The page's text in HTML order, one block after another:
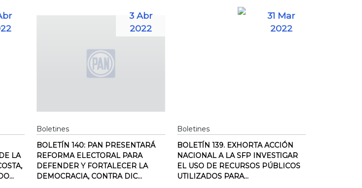
LA
3 Abr
2022
Boletines
BOLETÍN 140: PAN PRESENTARÁ
REFORMA ELECTORAL PARA
DEFENDER Y FORTALECER LA
DEMOCRACIA, CONTRA DIC...
31 Mar
2022
Boletines
BOLETÍN 139. EXHORTA ACCIÓN
NACIONAL A LA SFP INVESTIGAR
EL USO DE RECURSOS PÚBLICOS
UTILIZADOS PARA...